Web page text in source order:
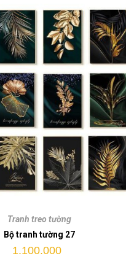
Tranh treo tường
Bộ tranh tường 27
1.100.000